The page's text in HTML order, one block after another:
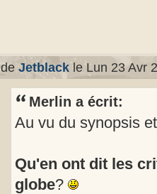
deJetblack le Lun 23 Avr
Merlin a écrit:
Au vu du synopsis
Qu'en ont dit les
globe?